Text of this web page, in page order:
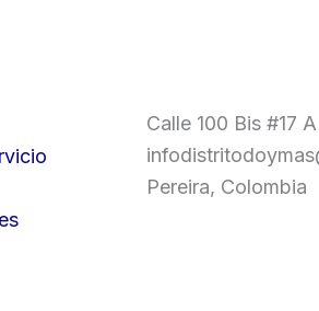
Calle 100 Bis #17
Pereira, Colombia